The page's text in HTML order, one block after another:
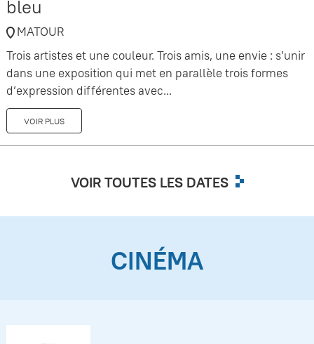
bleu
MATOUR
Trois artistes et une couleur. Trois amis, une envie : s’unir
dans une exposition qui met en parallèle trois formes
d’expression différentes avec...
VOIR PLUS
VOIR TOUTES LES DATES
CINÉMA